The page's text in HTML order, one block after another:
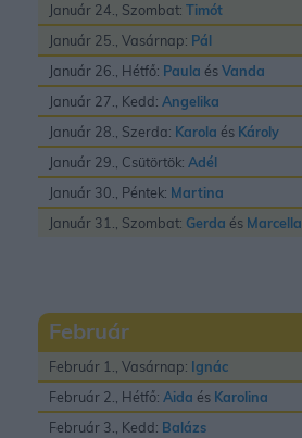
Január 24., Szombat: Timót
Január 25., Vasárnap: Pál
Január 26., Hétfő: Paula ésVanda
Január 27., Kedd: Angelika
Január 28., Szerda: Karola és Károly
Január 29., Csütörtök: Adél
Január 30., Péntek: Martina
Január 31., Szombat: Gerda és Marcella
Február
Február 1., Vasárnap: Ignác
Február 2., Hétfő: Aida és Karolina
Február 3., Kedd: Balázs